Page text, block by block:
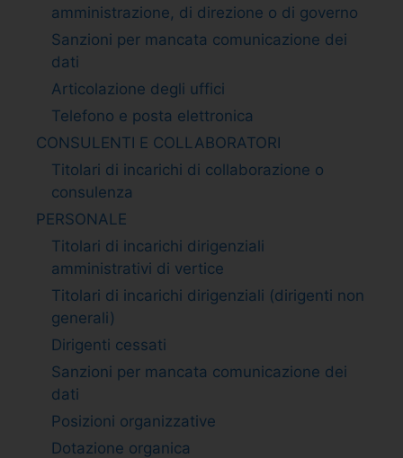
amministrazione, di direzione o di governo
Sanzioni per mancata comunicazione dei
dati
Articolazione degli uffici
Telefono e posta elettronica
CONSULENTI E COLLABORATORI
Titolari di incarichi di collaborazione o
consulenza
PERSONALE
Titolari di incarichi dirigenziali
amministrativi di vertice
Titolari di incarichi dirigenziali (dirigenti non
generali)
Dirigenti cessati
Sanzioni per mancata comunicazione dei
dati
Posizioni organizzative
Dotazione organica